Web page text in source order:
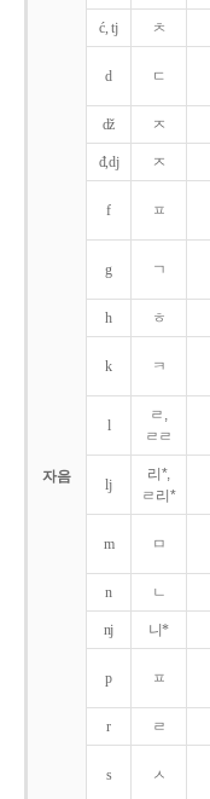
자음
ć, tj ㅊ
d ㄷ
dž ㅈ
đ,dj ㅈ
f ㅍ
g ㄱ
h ㅎ
k ㅋ
l
ㄹ,
ㄹㄹ
lj
리*,
ㄹ리*
m ㅁ
n ㄴ
nj 니*
p ㅍ
r ㄹ
s ㅅ